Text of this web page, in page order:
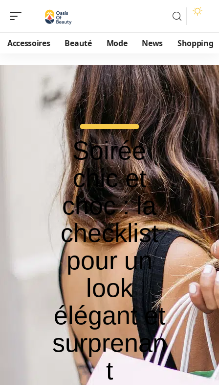
Accessoires Beauté Mode News Shopping
Soirée
chic et
choc : la
checklist
pour un
look
élégant et
surprenan
t